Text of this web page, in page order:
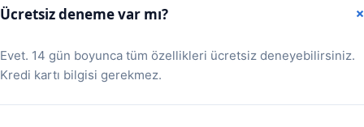
Ücretsiz deneme var mı?
Evet. 14 gün boyunca tüm özellikleri ücretsiz deneyebilirsiniz.
Kredi kartı bilgisi gerekmez.